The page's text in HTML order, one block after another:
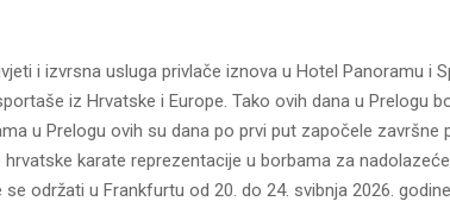
i izvrsna usluga privlače iznova u Hotel Panoramu i
iz Hrvatske i Europe. Tako ovih dana u Prelogu
u Prelogu ovih su dana po prvi put započele završne
hrvatske karate reprezentacije u borbama za
se održati u Frankfurtu od 20. do 24. svibnja 2026. godine.